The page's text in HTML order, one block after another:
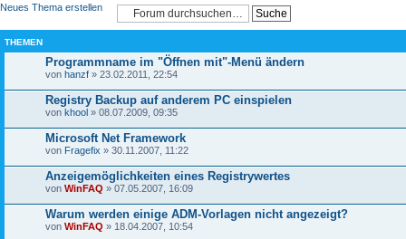
Neues Thema erstellen
THEMEN
Programmname im "Öffnen mit"-Menü ändern
von hanzf » 23.02.2011, 22:54
Registry Backup auf anderem PC einspielen
von khool » 08.07.2009, 09:35
Microsoft Net Framework
von Fragefix » 30.11.2007, 11:22
Anzeigemöglichkeiten eines Registrywertes
von WinFAQ » 07.05.2007, 16:09
Warum werden einige ADM-Vorlagen nicht angezeigt?
von WinFAQ » 18.04.2007, 10:54